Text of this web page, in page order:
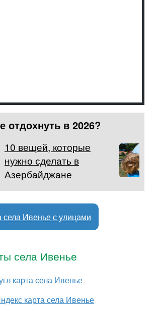
отдохнуть в 2026?
10 вещей, которые
нужно сделать в
Азербайджане
села Ивенье с улицами
села Ивенье
карта села Ивенье
карта села Ивенье